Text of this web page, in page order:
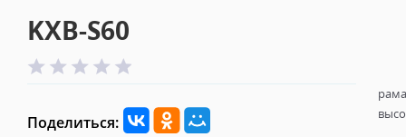
KXB-S60
Поделиться: